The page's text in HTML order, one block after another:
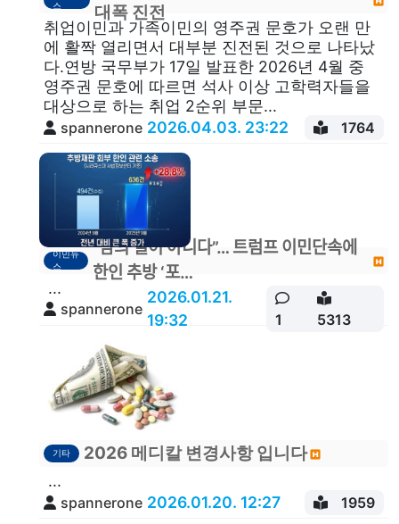
스
대폭 진전
취업이민과 가족이민의 영주권 문호가 오랜 만
에 활짝 열리면서 대부분 진전된 것으로 나타났
다.연방 국무부가 17일 발표한 2026년 4월 중
영주권 문호에 따르면 석사 이상 고학력자들을
대상으로 하는 취업 2순위 부문...
spannerone 2026.04.03. 23:22 1764
이민뉴
스
"남의 일이 아니다”… 트럼프 이민단속에
한인 추방 ‘포…
...
spannerone
2026.01.21.
19:32
1 5313
기타 2026 메디칼 변경사항 입니다
...
spannerone 2026.01.20. 12:27 1959